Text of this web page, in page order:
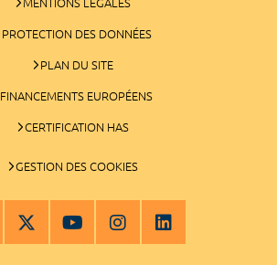
PROTECTION DES DONNÉES
PLAN DU SITE
FINANCEMENTS EUROPÉENS
CERTIFICATION HAS
GESTION DES COOKIES